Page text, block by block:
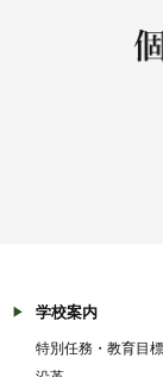
学校案内
特別任務・教育目標